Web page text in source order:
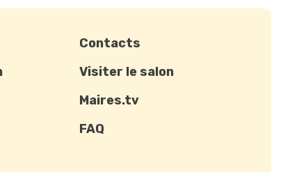
Contacts
Visiter le salon
Maires.tv
FAQ